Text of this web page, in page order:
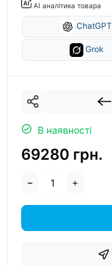
AI аналітика товара
ChatGPT
Grok
В наявності
69280 грн.